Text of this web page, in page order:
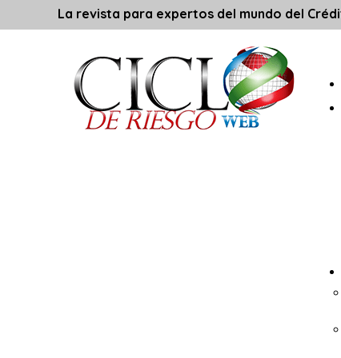
La revista para expertos del mundo del